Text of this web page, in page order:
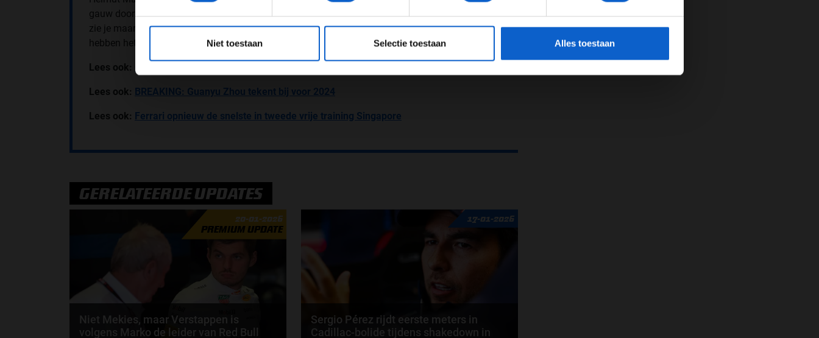
Niet toestaan Selectie toestaan Alles toestaan
gauw door en heeft toen zowel publiekelijk als privé zijn excuses aangeboden aan Sergio. Zo
zie je maar dat je altijd blijft leren, ook als je 80 jaar oud bent. Hij heeft zijn les wel geleerd. We
hebben het erover gehad en ik weet dat hij spijt heeft van wat hij heeft gezegd.’’
Lees ook:
Lees ook: BREAKING: Guanyu Zhou tekent bij voor 2024
Lees ook: Ferrari opnieuw de snelste in tweede vrije training Singapore
GERELATEERDE UPDATES
20-01-2026
PREMIUM UPDATE
Niet Mekies, maar Verstappen is
volgens Marko de leider van Red Bull
17-01-2026
Sergio Pérez rijdt eerste meters in
Cadillac-bolide tijdens shakedown in
*Raadpleeg onsprivacybeleidvoor meer informatie over gegevensgebruik en -bescherming.